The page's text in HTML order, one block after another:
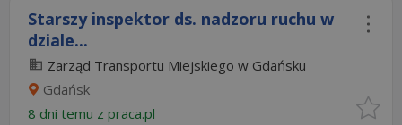
Starszy inspektor ds. nadzoru ruchu w
dziale...
Zarząd Transportu Miejskiego w Gdańsku
Gdańsk
8 dni temu z praca.pl